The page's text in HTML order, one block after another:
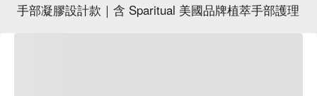
手部凝膠設計款｜含 Sparitual 美國品牌植萃手部護理